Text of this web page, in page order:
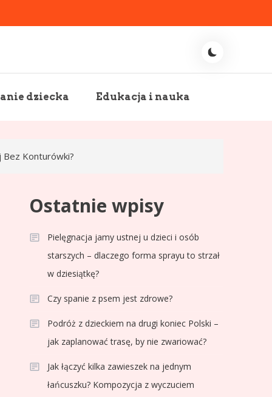
dziecka Edukacja i nauka
Bez Konturówki?
Ostatnie wpisy
Pielęgnacja jamy ustnej u dzieci i osób
starszych – dlaczego forma sprayu to strzał
w dziesiątkę?
Czy spanie z psem jest zdrowe?
Podróż z dzieckiem na drugi koniec Polski –
jak zaplanować trasę, by nie zwariować?
Jak łączyć kilka zawieszek na jednym
łańcuszku? Kompozycja z wyczuciem